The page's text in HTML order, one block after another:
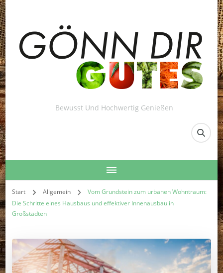
Bewusst Und Hochwertig Genießen
Start Allgemein
Vom Grundstein zum urbanen Wohntraum:
Die Schritte eines Hausbaus und effektiver Innenausbau in
Großstädten